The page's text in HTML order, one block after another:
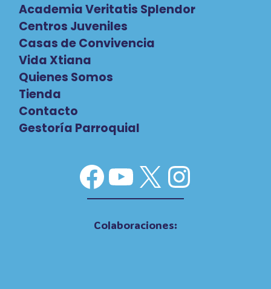
Academia Veritatis Splendor
Centros Juveniles
Casas de Convivencia
Vida Xtiana
Quienes Somos
Tienda
Contacto
Gestoría Parroquial
Facebook
YouTube
X
Colaboraciones: